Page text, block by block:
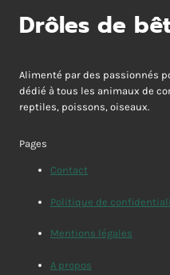
Drôles de
Alimenté par des passionnés
dédié à tous les animaux de
reptiles, poissons, oiseaux.
Pages
Contact
Politique de
Mentions légales
A propos